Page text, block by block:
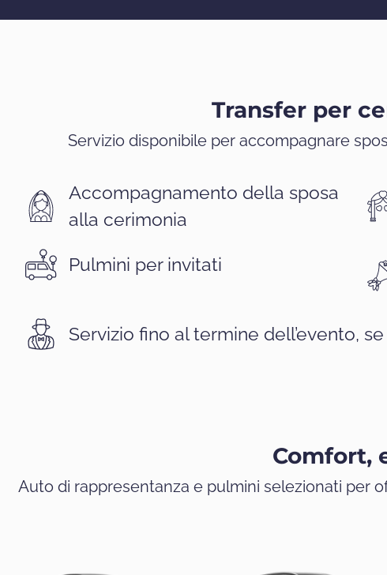
Transfer per
Servizio disponibile per accompagnare
Accompagnamento della sposa
alla cerimonia
Pulmini per invitati
Servizio fino al termine dell’evento,
Comfort,
Auto di rappresentanza e pulmini selezionati per